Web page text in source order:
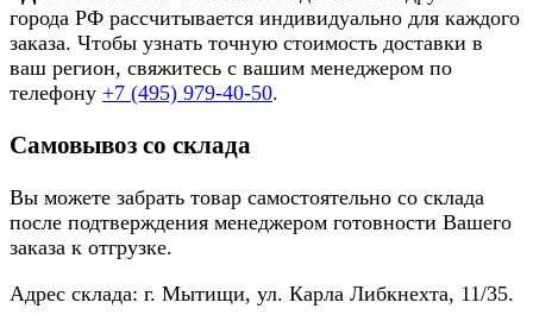
города РФ рассчитывается индивидуально для каждого
заказа. Чтобы узнать точную стоимость доставки в
ваш регион, свяжитесь с вашим менеджером по
телефону +7 (495) 979-40-50.
Самовывоз со склада
Вы можете забрать товар самостоятельно со склада
после подтверждения менеджером готовности Вашего
заказа к отгрузке.
Адрес склада: г. Мытищи, ул. Карла Либкнехта, 11/35.